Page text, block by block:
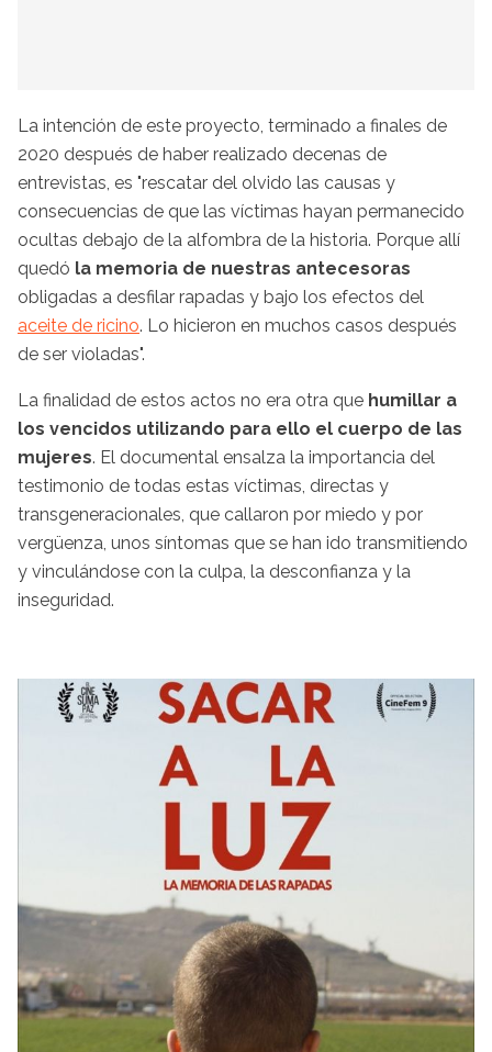
La intención de este proyecto, terminado a finales de
2020 después de haber realizado decenas de
entrevistas, es "rescatar del olvido las causas y
consecuencias de que las víctimas hayan permanecido
ocultas debajo de la alfombra de la historia. Porque allí
quedó la memoria de nuestras antecesoras
obligadas a desfilar rapadas y bajo los efectos del
aceite de ricino. Lo hicieron en muchos casos después
de ser violadas".
La finalidad de estos actos no era otra que humillar a
los vencidos utilizando para ello el cuerpo de las
mujeres. El documental ensalza la importancia del
testimonio de todas estas víctimas, directas y
transgeneracionales, que callaron por miedo y por
vergüenza, unos síntomas que se han ido transmitiendo
y vinculándose con la culpa, la desconfianza y la
inseguridad.